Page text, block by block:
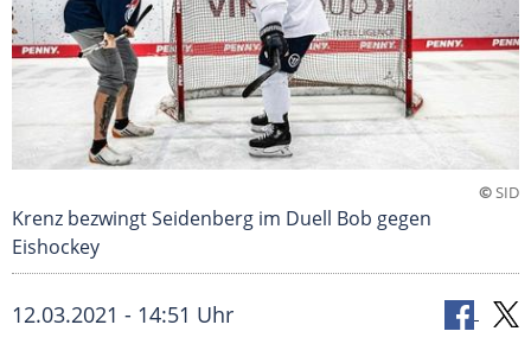
©SID
Krenz bezwingt Seidenberg im Duell Bob gegen
Eishockey
12.03.2021 - 14:51 Uhr